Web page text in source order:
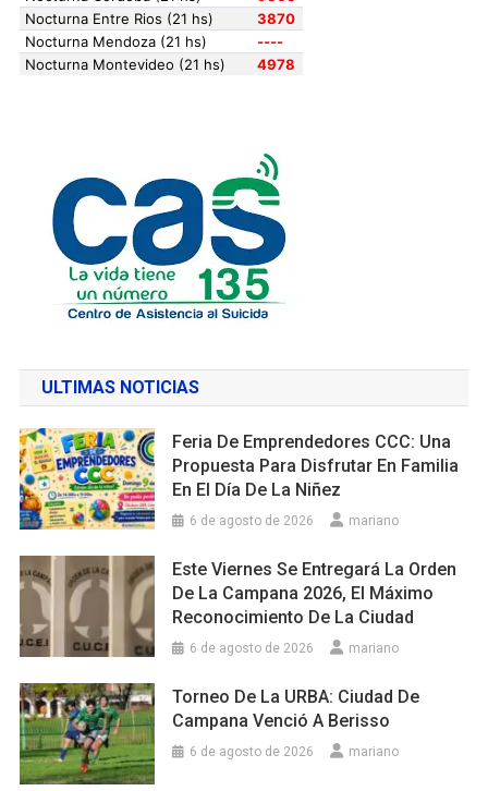
ULTIMAS NOTICIAS
Feria De Emprendedores CCC: Una
Propuesta Para Disfrutar En Familia
En El Día De La Niñez
6 de agosto de 2026 mariano
Este Viernes Se Entregará La Orden
De La Campana 2026, El Máximo
Reconocimiento De La Ciudad
6 de agosto de 2026 mariano
Torneo De La URBA: Ciudad De
Campana Venció A Berisso
6 de agosto de 2026 mariano